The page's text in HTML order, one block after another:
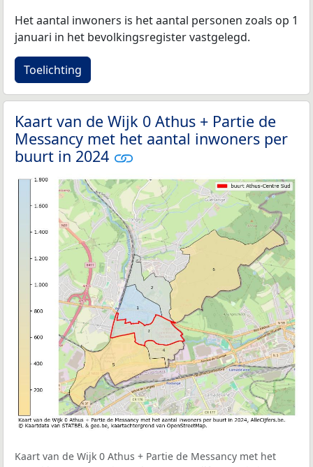
Het aantal inwoners is het aantal personen zoals op 1
januari in het bevolkingsregister vastgelegd.
Toelichting
Kaart van de Wijk 0 Athus + Partie de
Messancy met het aantal inwoners per
buurt in 2024
Kaart van de Wijk 0 Athus + Partie de Messancy met het